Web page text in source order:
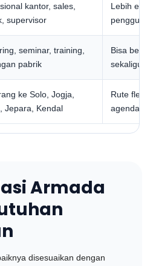
kantor, sales,
supervisor
Lebih
seminar, training,
pabrik
Bisa
sekaligus
ke Solo, Jogja,
Jepara, Kendal
Rute
agenda
Armada
disesuaikan dengan